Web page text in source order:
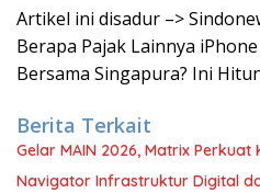
Artikel ini disadur –>
Berapa Pajak Lainnya
Bersama Singapura? Ini
Berita Terkait
Gelar MAIN 2026, Matrix Perkuat
Navigator Infrastruktur Digital